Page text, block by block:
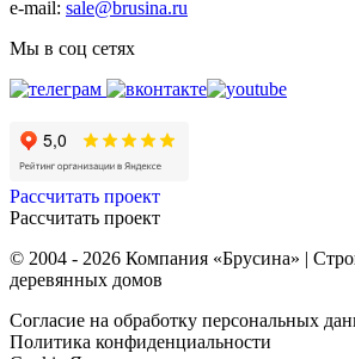
e-mail: sale@brusina.ru
Мы в соц сетях
Рассчитать проект
Рассчитать проект
© 2004 - 2026 Компания «Брусина» |
деревянных домов
Согласие на обработку персональных
Политика конфиденциальности